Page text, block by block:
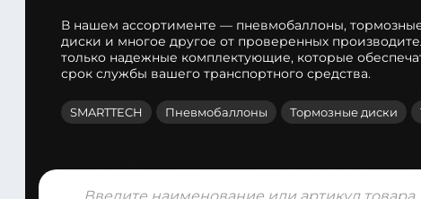
В нашем ассортименте — пневмобаллоны,
диски и многое другое от проверенных
только надежные комплектующие, которые
срок службы вашего транспортного средства.
SMARTTECH Пневмобаллоны Тормозные диски
Поиск
товаров